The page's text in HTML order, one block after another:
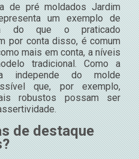
de pré moldados Jardim
um exemplo de
do que o praticado
por conta disso, é comum
mais em conta, a níveis
tradicional. Como a
independe do molde
que, por exemplo,
robustos possam ser
de destaque